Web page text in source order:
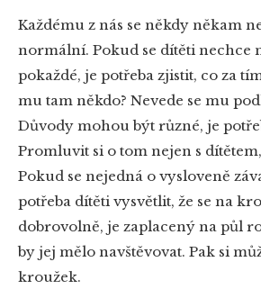
Každému z nás se někdy někam
normální. Pokud se dítěti nechce
pokaždé, je potřeba zjistit, co za
mu tam někdo? Nevede se mu
Důvody mohou být různé, je
Promluvit si o tom nejen s
Pokud se nejedná o vysloveně
potřeba dítěti vysvětlit, že se na
dobrovolně, je zaplacený na půl
by jej mělo navštěvovat. Pak si
kroužek.